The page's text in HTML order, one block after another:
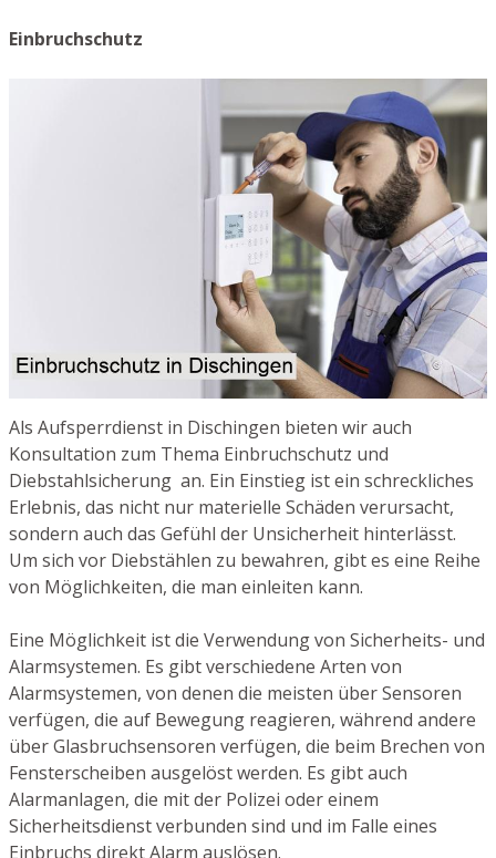
Einbruchschutz
Als Aufsperrdienst in Dischingen bieten wir auch
Konsultation zum Thema Einbruchschutz und
Diebstahlsicherung an. Ein Einstieg ist ein schreckliches
Erlebnis, das nicht nur materielle Schäden verursacht,
sondern auch das Gefühl der Unsicherheit hinterlässt.
Um sich vor Diebstählen zu bewahren, gibt es eine Reihe
von Möglichkeiten, die man einleiten kann.
Eine Möglichkeit ist die Verwendung von Sicherheits- und
Alarmsystemen. Es gibt verschiedene Arten von
Alarmsystemen, von denen die meisten über Sensoren
verfügen, die auf Bewegung reagieren, während andere
über Glasbruchsensoren verfügen, die beim Brechen von
Fensterscheiben ausgelöst werden. Es gibt auch
Alarmanlagen, die mit der Polizei oder einem
Sicherheitsdienst verbunden sind und im Falle eines
Einbruchs direkt Alarm auslösen.